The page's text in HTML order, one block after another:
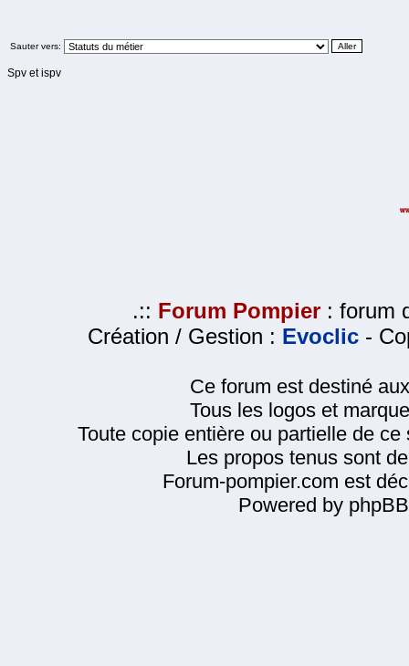
Sauter vers:
Spv et ispv
.:: Forum Pompier : forum
Création / Gestion : Evoclic -
Ce forum est destiné
Tous les logos et
Toute copie entière ou partielle de
Les propos tenus sont
Forum-pompier.com est
Powered by